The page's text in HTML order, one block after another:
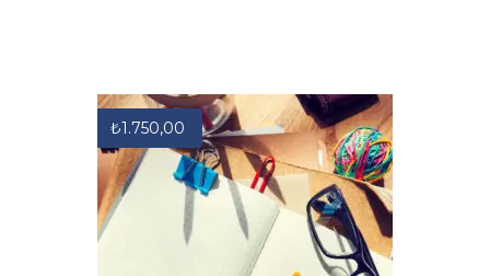
₺1.750,00